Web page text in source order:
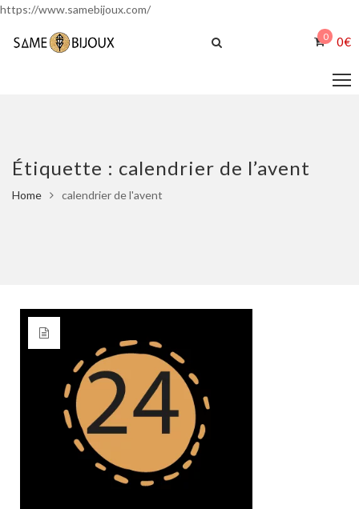
https://www.samebijoux.com/
0 0€
Étiquette : calendrier de l’avent
Home calendrier de l'avent